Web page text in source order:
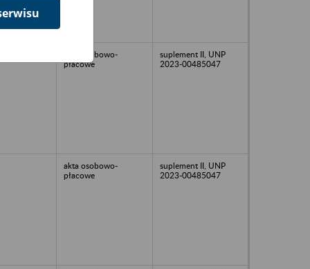
akta osobowo-
płacowe
suplement II, UNP
2023-00485047
akta osobowo-
płacowe
suplement II, UNP
2023-00485047